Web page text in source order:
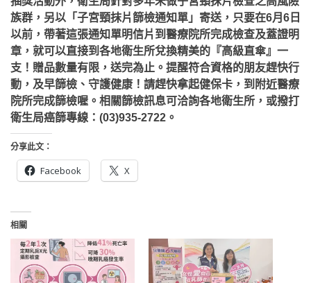
族群，另以「子宮頸抹片篩檢通知單」寄送，只要在6月6日
以前，帶著這張通知單明信片到醫療院所完成檢查及蓋證明
章，就可以直接到各地衛生所兌換精美的『高級直傘』一
支！贈品數量有限，送完為止。提醒符合資格的朋友趕快行
動，及早篩檢、守護健康！請趕快拿起健保卡，到附近醫療
院所完成篩檢喔。相關篩檢訊息可洽詢各地衛生所，或撥打
衛生局癌篩專線：(03)935-2722。
分享此文：
Facebook X
相關